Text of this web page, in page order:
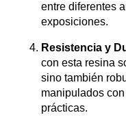
entre diferentes
exposiciones.
Resistencia y
con esta resina
sino también
manipulados
prácticas.